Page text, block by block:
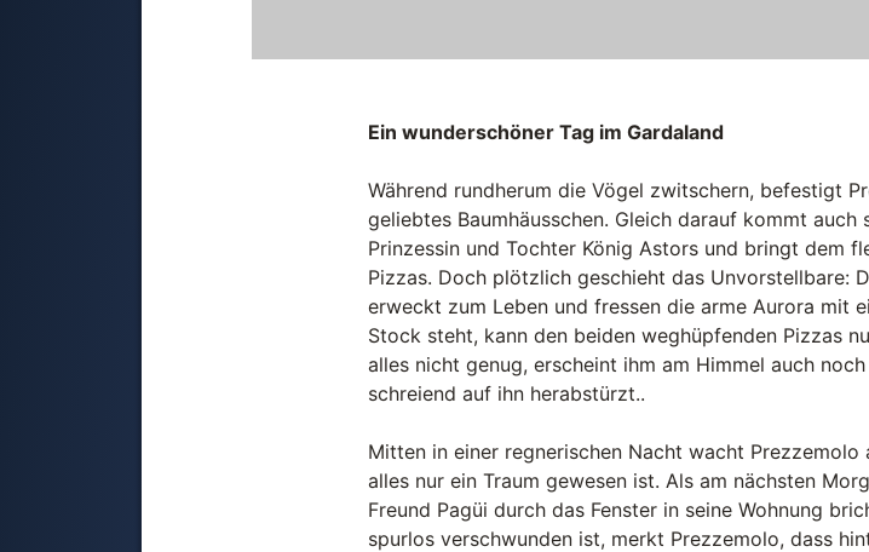
Ein wunderschöner Tag im Gardaland
Während rundherum die Vögel zwitschern, befestigt
geliebtes Baumhäusschen. Gleich darauf kommt auch
Prinzessin und Tochter König Astors und bringt dem
Pizzas. Doch plötzlich geschieht das Unvorstellbare:
erweckt zum Leben und fressen die arme Aurora mit
Stock steht, kann den beiden weghüpfenden Pizzas
alles nicht genug, erscheint ihm am Himmel auch
schreiend auf ihn herabstürzt..
Mitten in einer regnerischen Nacht wacht
alles nur ein Traum gewesen ist. Als am nächsten
Freund Pagüi durch das Fenster in seine Wohnung
spurlos verschwunden ist, merkt Prezzemolo, dass